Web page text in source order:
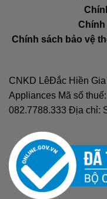
Chính
Chính sách bảo vệ
CNKD LêĐắc Hiền
Appliances Mã số
082.7788.333 Địa chỉ: